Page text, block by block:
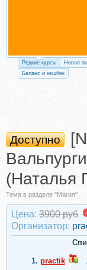
Редкие курсы Новая
Баланс и кешбек
Доступно
(Наталья
Тема в разделе "Магия"
Цена: 3900 руб
Организатор:
1. practik